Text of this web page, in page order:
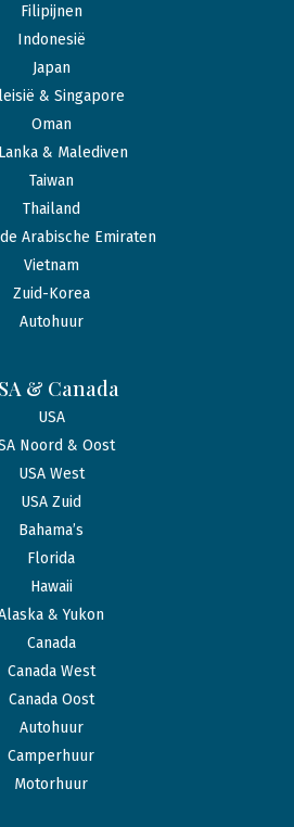
Filipijnen
Indonesië
Japan
& Singapore
Oman
& Malediven
Taiwan
Thailand
Arabische Emiraten
Vietnam
Zuid-Korea
Autohuur
& Canada
USA
Noord & Oost
USA West
USA Zuid
Bahama’s
Florida
Hawaii
& Yukon
Canada
Canada West
Canada Oost
Autohuur
Camperhuur
Motorhuur